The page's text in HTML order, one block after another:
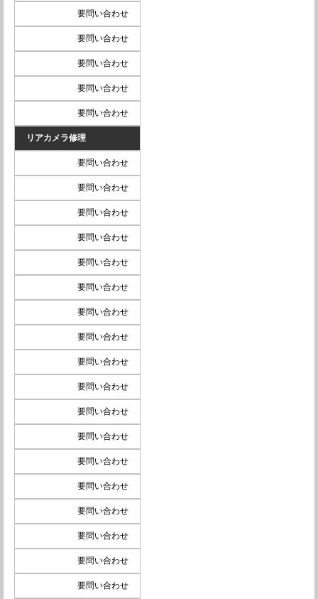
要問い合わせ
要問い合わせ
要問い合わせ
要問い合わせ
要問い合わせ
リアカメラ修理
要問い合わせ
要問い合わせ
要問い合わせ
要問い合わせ
要問い合わせ
要問い合わせ
要問い合わせ
要問い合わせ
要問い合わせ
要問い合わせ
要問い合わせ
要問い合わせ
要問い合わせ
要問い合わせ
要問い合わせ
要問い合わせ
要問い合わせ
要問い合わせ